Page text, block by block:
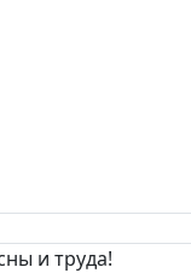
и труда!